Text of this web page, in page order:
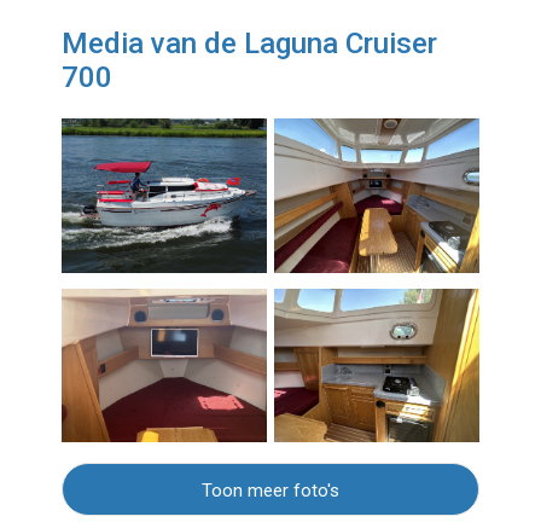
Media van de Laguna Cruiser
700
Toon meer foto's